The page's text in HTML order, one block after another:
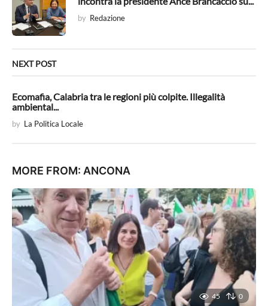
o
n
by Redazione
NEXT POST
Ecomafia, Calabria tra le regioni più colpite. Illegalità
ambiental...
by La Politica Locale
MORE FROM: ANCONA
45 0